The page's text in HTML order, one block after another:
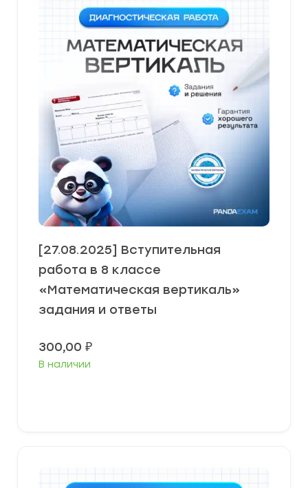
[27.08.2025] Вступительная
работа в 8 классе
«Математическая вертикаль»
задания и ответы
300,00 ₽
В наличии